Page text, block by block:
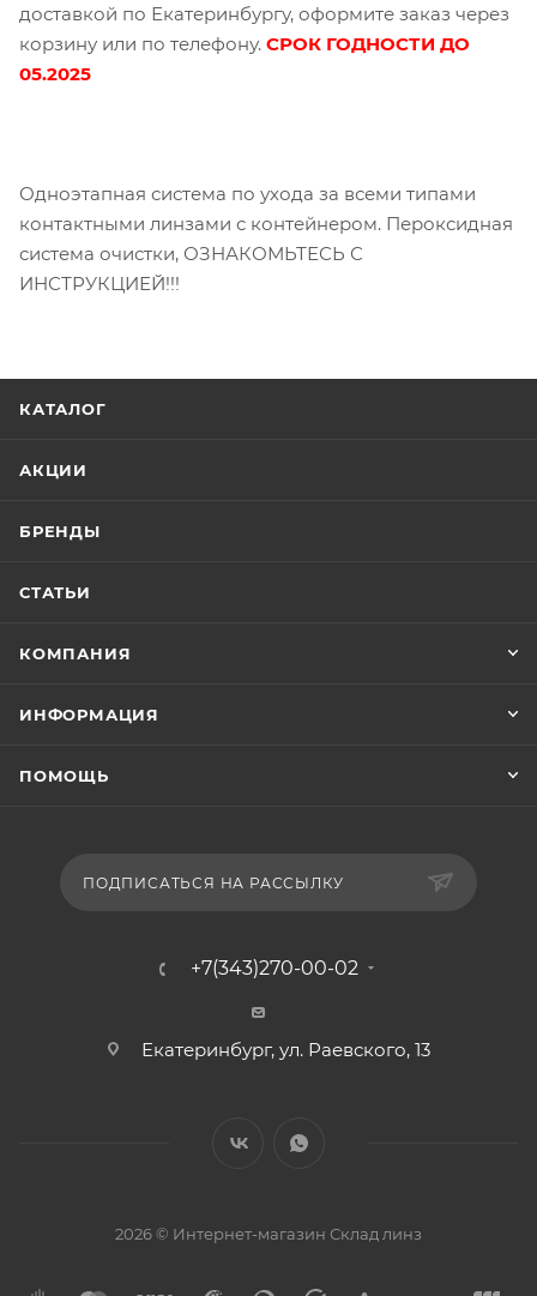
доставкой по Екатеринбургу, оформите заказ через
корзину или по телефону. СРОК ГОДНОСТИ ДО
05.2025
Одноэтапная система по ухода за всеми типами
контактными линзами с контейнером. Пероксидная
система очистки, ОЗНАКОМЬТЕСЬ С
ИНСТРУКЦИЕЙ!!!
КАТАЛОГ
АКЦИИ
БРЕНДЫ
СТАТЬИ
КОМПАНИЯ
ИНФОРМАЦИЯ
ПОМОЩЬ
ПОДПИСАТЬСЯ НА РАССЫЛКУ
+7(343)270-00-02
Екатеринбург, ул. Раевского, 13
2026 © Интернет-магазин Склад линз